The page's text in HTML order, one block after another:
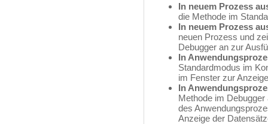
In neuem Prozess
die Methode im
In neuem Prozess
neuen Prozess und
Debugger an zur
In
Standardmodus im
im Fenster zur
In
Methode im
des
Anzeige der